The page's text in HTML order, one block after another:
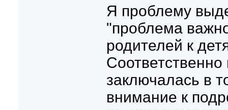
я написал "еще ...",
Я проблему
"проблема
родителей к
заключалась в
внимание к